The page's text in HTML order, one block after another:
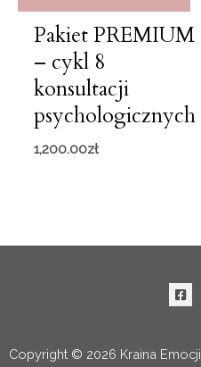
Pakiet PREMIUM
– cykl 8
konsultacji
psychologicznych
1,200.00zł
Copyright © 2026 Kraina